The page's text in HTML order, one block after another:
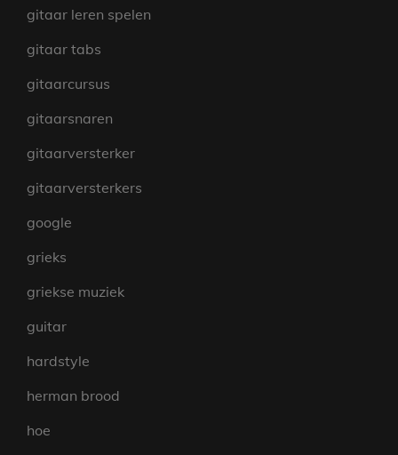
gitaar leren spelen
gitaar tabs
gitaarcursus
gitaarsnaren
gitaarversterker
gitaarversterkers
google
grieks
griekse muziek
guitar
hardstyle
herman brood
hoe